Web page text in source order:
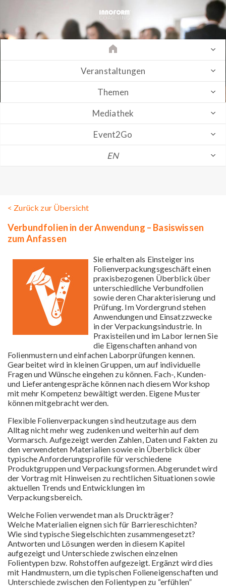
Veranstaltungen
Themen
Mediathek
Event2Go
EN
< Zurück zur Übersicht
Verbundfolien in der Anwendung – Basiswissen
zum Anfassen
Sie erhalten als Einsteiger ins
Folienverpackungsgeschäft einen
praxisbezogenen Überblick über
unterschiedliche Verbundfolien
sowie deren Charakterisierung und
Prüfung. Im Vordergrund stehen
Anwendungen und Einsatzzwecke
in der Verpackungsindustrie. In
Praxisteilen und im Labor lernen Sie
die Eigenschaften anhand von
Folienmustern und einfachen Laborprüfungen kennen.
Gearbeitet wird in kleinen Gruppen, um auf individuelle
Fragen und Wünsche eingehen zu können. Fach-, Kunden-
und Lieferantengespräche können nach diesem Workshop
mit mehr Kompetenz bewältigt werden. Eigene Muster
können mitgebracht werden.
Flexible Folienverpackungen sind heutzutage aus dem
Alltag nicht mehr weg zudenken und weiterhin auf dem
Vormarsch. Aufgezeigt werden Zahlen, Daten und Fakten zu
den verwendeten Materialien sowie ein Überblick über
typische Anforderungsprofile für verschiedene
Produktgruppen und Verpackungsformen. Abgerundet wird
der Vortrag mit Hinweisen zu rechtlichen Situationen sowie
aktuellen Trends und Entwicklungen im
Verpackungsbereich.
Welche Folien verwendet man als Druckträger?
Welche Materialien eignen sich für Barriereschichten?
Wie sind typische Siegelschichten zusammengesetzt?
Antworten und Lösungen werden in diesem Kapitel
aufgezeigt und Unterschiede zwischen einzelnen
Folientypen bzw. Rohstoffen aufgezeigt. Ergänzt wird dies
mit Handmustern, um die typischen Folieneigenschaften und
Unterschiede zwischen den Folientypen zu “erfühlen”